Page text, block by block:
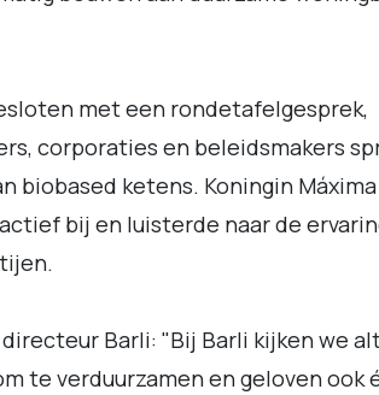
met een rondetafelgesprek,
corporaties en beleidsmakers
biobased ketens. Koningin Máxima
bij en luisterde naar de
Barli: "Bij Barli kijken we
te verduurzamen en geloven ook